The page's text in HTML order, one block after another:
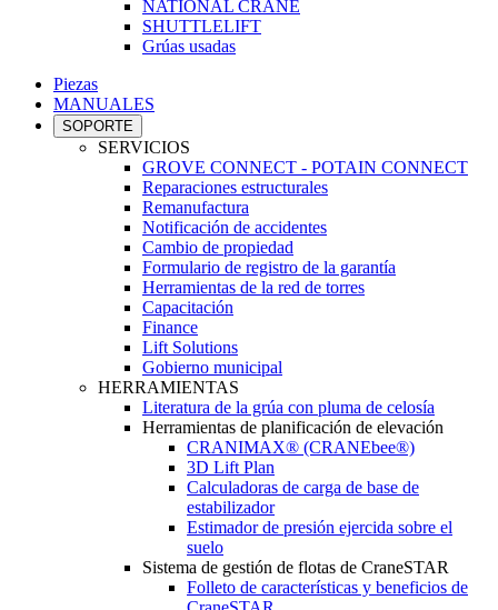
NATIONAL CRANE
SHUTTLELIFT
Grúas usadas
Piezas
MANUALES
SOPORTE
SERVICIOS
GROVE CONNECT - POTAIN CONNECT
Reparaciones estructurales
Remanufactura
Notificación de accidentes
Cambio de propiedad
Formulario de registro de la garantía
Herramientas de la red de torres
Capacitación
Finance
Lift Solutions
Gobierno municipal
HERRAMIENTAS
Literatura de la grúa con pluma de celosía
Herramientas de planificación de elevación
CRANIMAX® (CRANEbee®)
3D Lift Plan
Calculadoras de carga de base de
estabilizador
Estimador de presión ejercida sobre el
suelo
Sistema de gestión de flotas de CraneSTAR
Folleto de características y beneficios de